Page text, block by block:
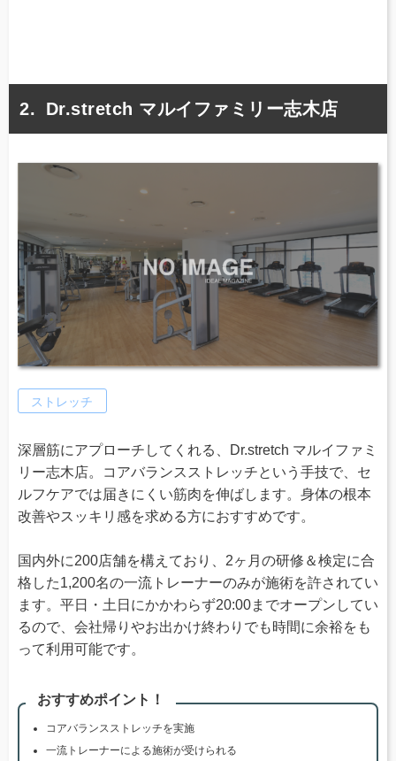
Dr.stretch マルイファミリー志木店
ストレッチ
深層筋にアプローチしてくれる、Dr.stretch マルイファミ
リー志木店。コアバランスストレッチという手技で、セ
ルフケアでは届きにくい筋肉を伸ばします。身体の根本
改善やスッキリ感を求める方におすすめです。
国内外に200店舗を構えており、2ヶ月の研修＆検定に合
格した1,200名の一流トレーナーのみが施術を許されてい
ます。平日・土日にかかわらず20:00までオープンしてい
るので、会社帰りやお出かけ終わりでも時間に余裕をも
って利用可能です。
おすすめポイント！
コアバランスストレッチを実施
一流トレーナーによる施術が受けられる